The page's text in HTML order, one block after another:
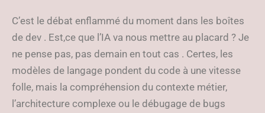
C’est le débat enflammé du moment dans les boîtes
de dev . Est,ce que l’IA va nous mettre au placard ? Je
ne pense pas, pas demain en tout cas . Certes, les
modèles de langage pondent du code à une vitesse
folle, mais la compréhension du contexte métier,
l’architecture complexe ou le débugage de bugs